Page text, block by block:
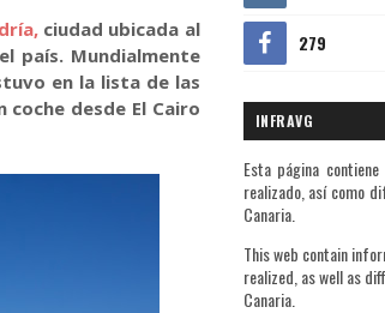
ciudad ubicada al
país. Mundialmente
en la lista de las
coche desde El Cairo
279
INFRAVG
Esta página
realizado, así como
Canaria.
This web contain
realized, as well as
Canaria.